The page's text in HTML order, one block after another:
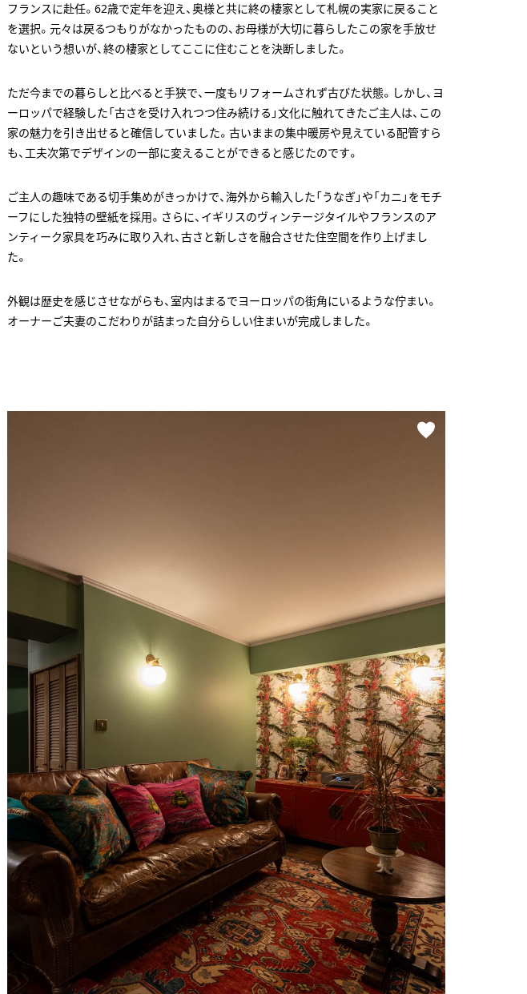
フランスに赴任。62歳で定年を迎え、奥様と共に終の棲家として札幌の実家に戻ること
を選択。元々は戻るつもりがなかったものの、お母様が大切に暮らしたこの家を手放せ
ないという想いが、終の棲家としてここに住むことを決断しました。
ただ今までの暮らしと比べると手狭で、一度もリフォームされず古びた状態。しかし、ヨ
ーロッパで経験した「古さを受け入れつつ住み続ける」文化に触れてきたご主人は、この
家の魅力を引き出せると確信していました。古いままの集中暖房や見えている配管すら
も、工夫次第でデザインの一部に変えることができると感じたのです。
ご主人の趣味である切手集めがきっかけで、海外から輸入した「うなぎ」や「カニ」をモチ
ーフにした独特の壁紙を採用。さらに、イギリスのヴィンテージタイルやフランスのア
ンティーク家具を巧みに取り入れ、古さと新しさを融合させた住空間を作り上げまし
た。
外観は歴史を感じさせながらも、室内はまるでヨーロッパの街角にいるような佇まい。
オーナーご夫妻のこだわりが詰まった自分らしい住まいが完成しました。